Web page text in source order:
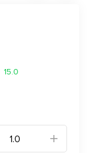
15.0